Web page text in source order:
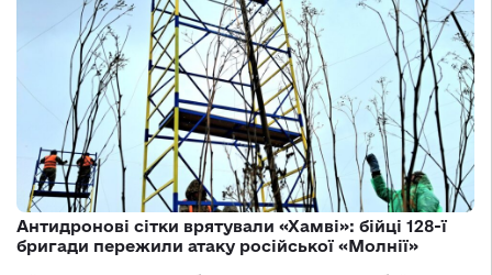
Антидронові сітки врятували «Хамві»: бійці 128-ї
бригади пережили атаку російської «Молнії»